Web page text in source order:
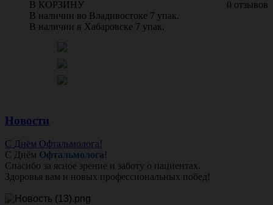
0 отзывов
В КОРЗИНУ
В наличии во Владивостоке 7 упак.
В наличии в Хабаровске 7 упак.
Новости
С Днём Офтальмолога!
С Днём Офтальмолога!
Спасибо за ясное зрение и заботу о пациентах.
Здоровья вам и новых профессиональных побед!